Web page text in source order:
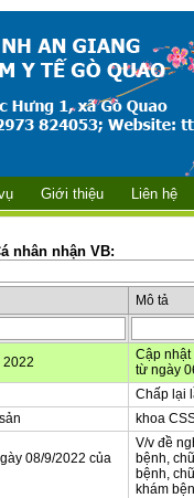
Giới thiệu Liên hệ
nhân nhận VB:
Mô tả
2022
Cập
từ ngày
Chấp lại
khoa
08/9/2022 của
V/v đề
bệnh,
bệnh,
khám